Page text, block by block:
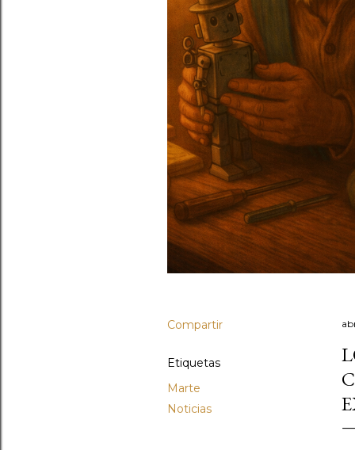
Compartir
Etiquetas
Marte
Noticias